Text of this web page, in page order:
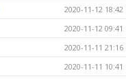
2020-11-12 18:42
2020-11-12 09:41
2020-11-11 21:16
2020-11-11 10:41